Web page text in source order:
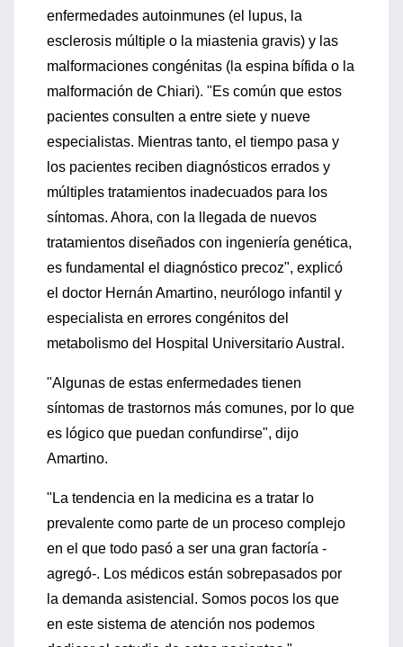
enfermedades autoinmunes (el lupus, la
esclerosis múltiple o la miastenia gravis) y las
malformaciones congénitas (la espina bífida o la
malformación de Chiari). "Es común que estos
pacientes consulten a entre siete y nueve
especialistas. Mientras tanto, el tiempo pasa y
los pacientes reciben diagnósticos errados y
múltiples tratamientos inadecuados para los
síntomas. Ahora, con la llegada de nuevos
tratamientos diseñados con ingeniería genética,
es fundamental el diagnóstico precoz", explicó
el doctor Hernán Amartino, neurólogo infantil y
especialista en errores congénitos del
metabolismo del Hospital Universitario Austral.
"Algunas de estas enfermedades tienen
síntomas de trastornos más comunes, por lo que
es lógico que puedan confundirse", dijo
Amartino.
"La tendencia en la medicina es a tratar lo
prevalente como parte de un proceso complejo
en el que todo pasó a ser una gran factoría -
agregó-. Los médicos están sobrepasados por
la demanda asistencial. Somos pocos los que
en este sistema de atención nos podemos